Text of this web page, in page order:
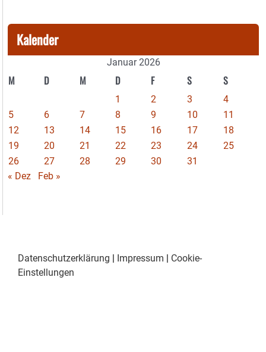
Kalender
Januar 2026
M D M D F S S
1 2 3
4
5
6 7 8 9 10
11
12
13 14 15 16 17
18
19
20 21 22 23 24
25
26
27 28 29 30
31
« Dez
Feb »
Datenschutzerklärung Impressum
Cookie-
Einstellungen